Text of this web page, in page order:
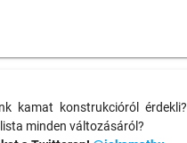
kamat konstrukcióról
minden változásáról?